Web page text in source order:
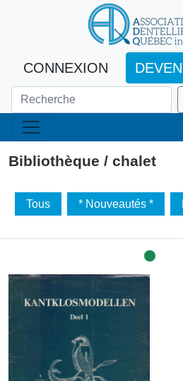
CONNEXION
Bibliothèque / chalet
Tous * Nouveautés *